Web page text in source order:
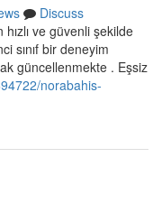
Discuss
ve güvenli şekilde
sınıf bir deneyim
güncellenmekte . Eşsiz
norabahis-